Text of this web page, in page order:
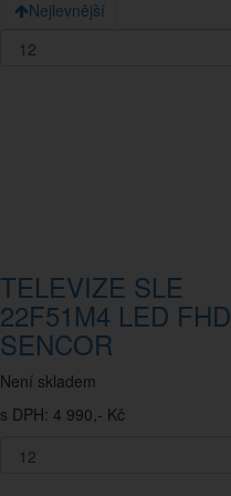
Nejlevnější
TELEVIZE SLE
22F51M4 LED FHD
SENCOR
Není skladem
s DPH: 4 990,- Kč